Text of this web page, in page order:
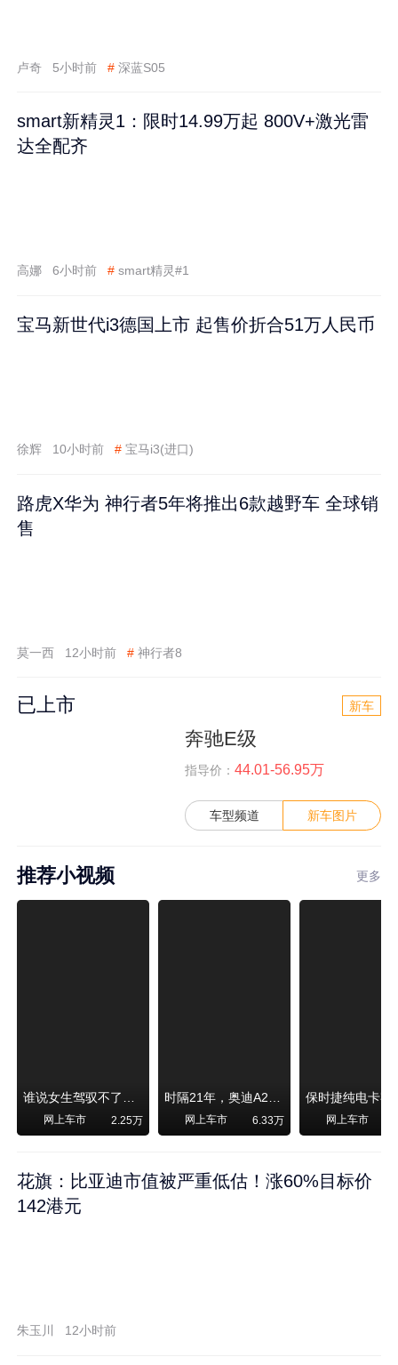
卢奇 5小时前 # 深蓝S05
smart新精灵1：限时14.99万起 800V+激光雷
达全配齐
高娜 6小时前 # smart精灵#1
宝马新世代i3德国上市 起售价折合51万人民币
徐辉 10小时前 # 宝马i3(进口)
路虎X华为 神行者5年将推出6款越野车 全球销
售
莫一西 12小时前 # 神行者8
已上市 新车
奔驰E级
指导价： 44.01-56.95万
车型频道 新车图片
推荐小视频 更多
谁说女生驾驭不了大SUV？看我开问界M6驰骋坝上草原！
网上车市 2.25万
时隔21年，奥迪A2强势归来！
网上车市 6.33万 网上车市
花旗：比亚迪市值被严重低估！涨60%目标价
142港元
朱玉川 12小时前